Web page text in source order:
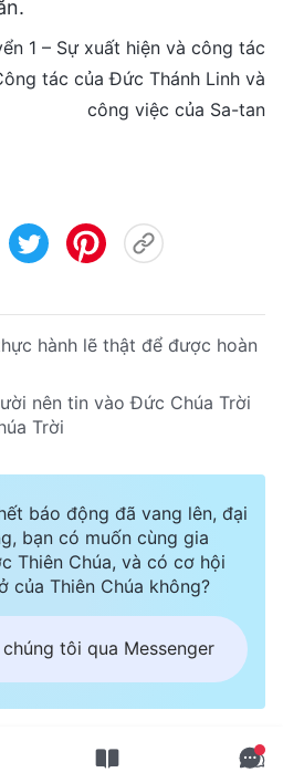
1 – Sự xuất hiện và công tác
tác của Đức Thánh Linh và
công việc của Sa-tan
hành lẽ thật để được hoàn
nên tin vào Đức Chúa Trời
Trời
báo động đã vang lên, đại
bạn có muốn cùng gia
Thiên Chúa, và có cơ hội
của Thiên Chúa không?
tôi qua Messenger